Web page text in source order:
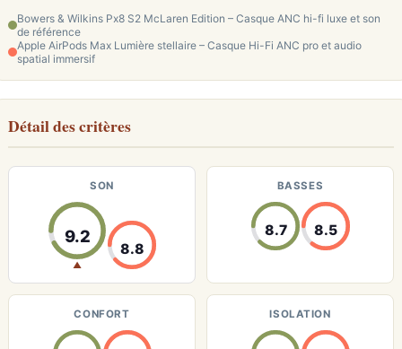
Bowers & Wilkins Px8 S2 McLaren Edition – Casque ANC hi-fi luxe et son
de référence
Apple AirPods Max Lumière stellaire – Casque Hi-Fi ANC pro et audio
spatial immersif
Détail des critères
SON
9.2
▲
8.8
BASSES
8.7 8.5
CONFORT ISOLATION